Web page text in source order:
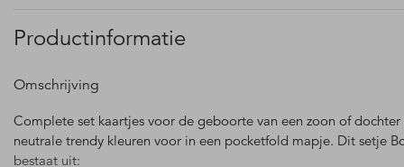
Productinformatie
Omschrijving
Complete set kaartjes voor de geboorte van een zoon of
neutrale trendy kleuren voor in een pocketfold mapje. Dit setje
bestaat uit: